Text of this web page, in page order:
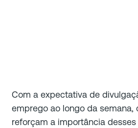
Com a expectativa de
emprego ao longo da semana,
reforçam a importância